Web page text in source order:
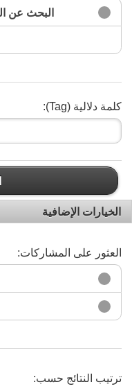
البحث عن
كلمة دلالية (Tag):
الخيارات الإضافية
العثور على المشاركات:
ترتيب النتائج حسب: